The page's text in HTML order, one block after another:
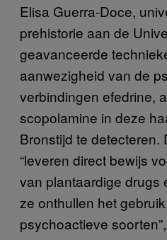
Elisa Guerra-Doce,
prehistorie aan de
geavanceerde
aanwezigheid van de
verbindingen efedrine,
scopolamine in deze
Bronstijd te detecteren.
“leveren direct bewijs
van plantaardige drugs
ze onthullen het
psychoactieve